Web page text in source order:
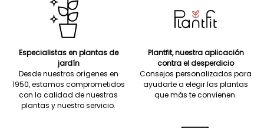
Especialistas en plantas de
jardín
Desde nuestros orígenes en
1950, estamos comprometidos
con la calidad de nuestras
plantas y nuestro servicio.
Plantfit, nuestra aplicación
contra el desperdicio
Consejos personalizados para
ayudarte a elegir las plantas
que más te convienen.